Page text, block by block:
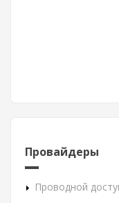
Провайдеры
Проводной